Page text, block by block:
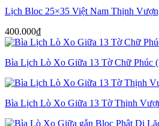
Lịch Bloc 25×35 Việt Nam Thịnh
400.000₫
Bìa Lịch Lò Xo Giữa 13 Tờ Chữ Phúc
Bìa Lịch Lò Xo Giữa 13 Tờ Thịnh